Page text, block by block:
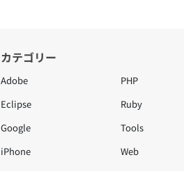
カテゴリー
Adobe
Eclipse
Google
iPhone
PHP
Ruby
Tools
Web